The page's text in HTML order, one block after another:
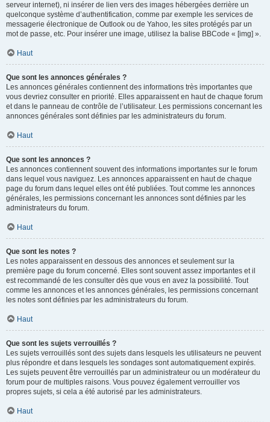
serveur internet), ni insérer de lien vers des images hébergées derrière un
quelconque système d’authentification, comme par exemple les services de
messagerie électronique de Outlook ou de Yahoo, les sites protégés par un
mot de passe, etc. Pour insérer une image, utilisez la balise BBCode « [img] ».
Haut
Que sont les annonces générales ?
Les annonces générales contiennent des informations très importantes que
vous devriez consulter en priorité. Elles apparaissent en haut de chaque forum
et dans le panneau de contrôle de l’utilisateur. Les permissions concernant les
annonces générales sont définies par les administrateurs du forum.
Haut
Que sont les annonces ?
Les annonces contiennent souvent des informations importantes sur le forum
dans lequel vous naviguez. Les annonces apparaissent en haut de chaque
page du forum dans lequel elles ont été publiées. Tout comme les annonces
générales, les permissions concernant les annonces sont définies par les
administrateurs du forum.
Haut
Que sont les notes ?
Les notes apparaissent en dessous des annonces et seulement sur la
première page du forum concerné. Elles sont souvent assez importantes et il
est recommandé de les consulter dès que vous en avez la possibilité. Tout
comme les annonces et les annonces générales, les permissions concernant
les notes sont définies par les administrateurs du forum.
Haut
Que sont les sujets verrouillés ?
Les sujets verrouillés sont des sujets dans lesquels les utilisateurs ne peuvent
plus répondre et dans lesquels les sondages sont automatiquement expirés.
Les sujets peuvent être verrouillés par un administrateur ou un modérateur du
forum pour de multiples raisons. Vous pouvez également verrouiller vos
propres sujets, si cela a été autorisé par les administrateurs.
Haut